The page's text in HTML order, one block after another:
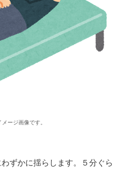
ージ画像です。
ずかに揺らします。５分ぐら